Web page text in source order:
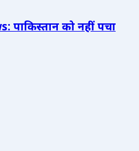
पाकिस्तान को नहीं पचा